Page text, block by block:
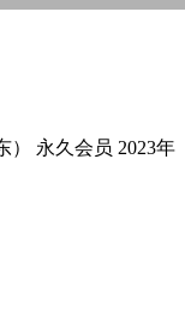
） 永久会员 2023年